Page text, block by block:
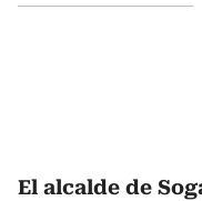
El alcalde de